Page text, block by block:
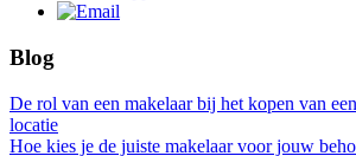
Blog
De rol van een makelaar bij het kopen van
locatie
Hoe kies je de juiste makelaar voor jouw